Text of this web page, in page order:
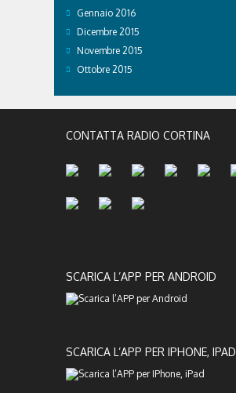
Gennaio 2016
Dicembre 2015
Novembre 2015
Ottobre 2015
CONTATTA RADIO CORTINA
SCARICA L’APP PER ANDROID
SCARICA L’APP PER IPHONE, IPAD